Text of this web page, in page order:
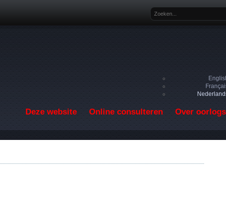
Zoekveld
Deze website Online consulteren Over